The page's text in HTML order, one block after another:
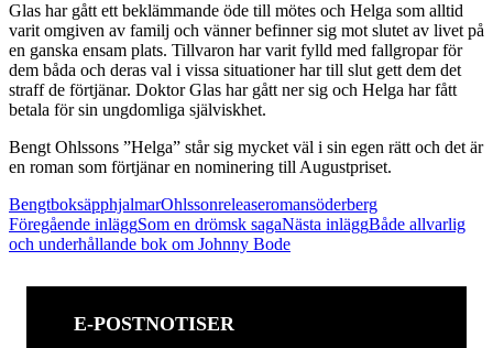
Glas har gått ett beklämmande öde till mötes och Helga som alltid
varit omgiven av familj och vänner befinner sig mot slutet av livet på
en ganska ensam plats. Tillvaron har varit fylld med fallgropar för
dem båda och deras val i vissa situationer har till slut gett dem det
straff de förtjänar. Doktor Glas har gått ner sig och Helga har fått
betala för sin ungdomliga själviskhet.
Bengt Ohlssons ”Helga” står sig mycket väl i sin egen rätt och det är
en roman som förtjänar en nominering till Augustpriset.
BengtboksäpphjalmarOhlssonreleaseromansöderberg
Inläggsnavigering
Föregående inläggSom en drömsk sagaNästa inläggBåde allvarlig
och underhållande bok om Johnny Bode
E-POSTNOTISER